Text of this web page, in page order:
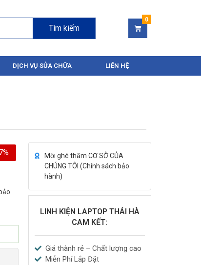
Tìm kiếm
DỊCH VỤ SỬA CHỮA LIÊN HỆ
Mời ghé thăm CƠ SỞ CỦA
CHÚNG TÔI (Chính sách bảo
hành)
LINH KIỆN LAPTOP THÁI HÀ
CAM KẾT:
Giá thành rẻ – Chất lượng cao
Miễn Phí Lắp Đặt